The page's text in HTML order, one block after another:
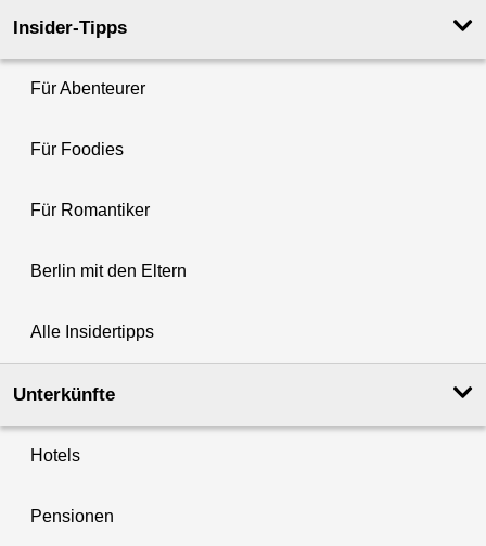
Insider-Tipps
Für Abenteurer
Für Foodies
Für Romantiker
Berlin mit den Eltern
Alle Insidertipps
Unterkünfte
Hotels
Pensionen